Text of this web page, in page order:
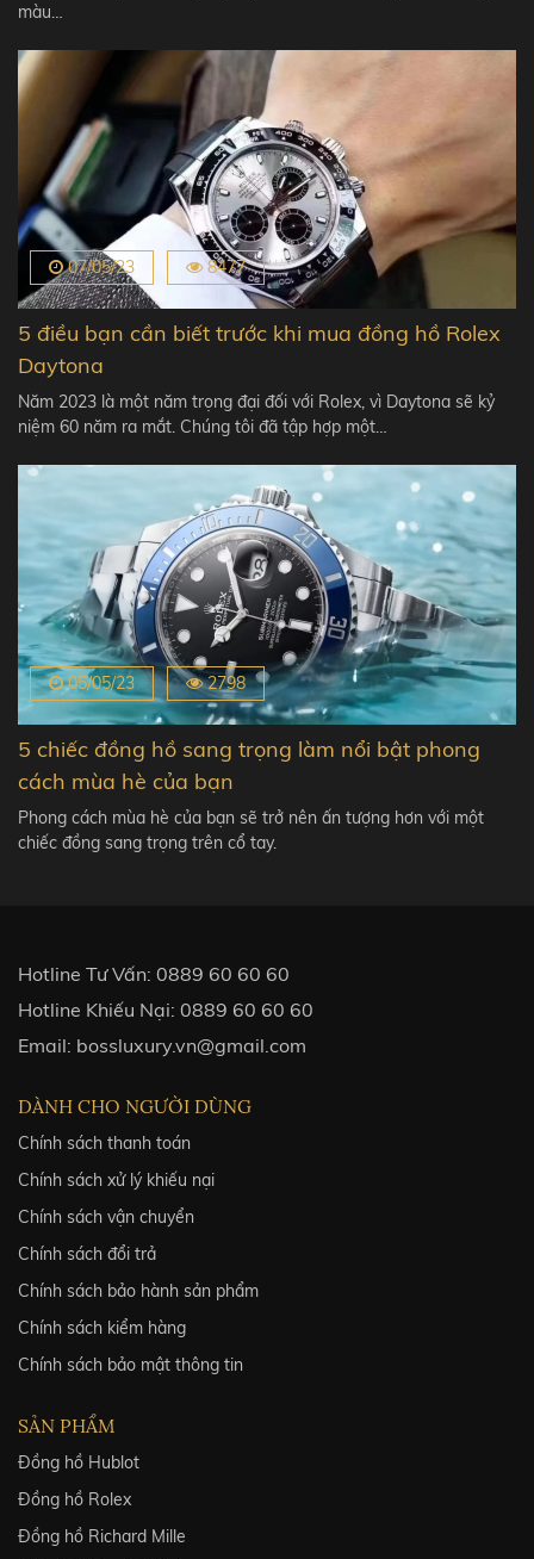
màu…
07/05/23 8477
5 điều bạn cần biết trước khi mua đồng hồ Rolex
Daytona
Năm 2023 là một năm trọng đại đối với Rolex, vì Daytona sẽ kỷ
niệm 60 năm ra mắt. Chúng tôi đã tập hợp một…
05/05/23 2798
5 chiếc đồng hồ sang trọng làm nổi bật phong
cách mùa hè của bạn
Phong cách mùa hè của bạn sẽ trở nên ấn tượng hơn với một
chiếc đồng sang trọng trên cổ tay.
Hotline Tư Vấn: 0889 60 60 60
Hotline Khiếu Nại: 0889 60 60 60
Email: bossluxury.vn@gmail.com
DÀNH CHO NGƯỜI DÙNG
Chính sách thanh toán
Chính sách xử lý khiếu nại
Chính sách vận chuyển
Chính sách đổi trả
Chính sách bảo hành sản phẩm
Chính sách kiểm hàng
Chính sách bảo mật thông tin
SẢN PHẨM
Đồng hồ Hublot
Đồng hồ Rolex
Đồng hồ Richard Mille